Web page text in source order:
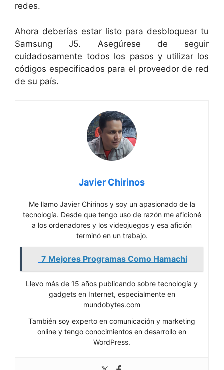
redes.
Ahora deberías estar listo para desbloquear tu
Samsung J5. Asegúrese de seguir
cuidadosamente todos los pasos y utilizar los
códigos especificados para el proveedor de red
de su país.
Javier Chirinos
Me llamo Javier Chirinos y soy un apasionado de la
tecnología. Desde que tengo uso de razón me aficioné
a los ordenadores y los videojuegos y esa afición
terminó en un trabajo.
7 Mejores Programas Como Hamachi
Llevo más de 15 años publicando sobre tecnología y
gadgets en Internet, especialmente en
mundobytes.com
También soy experto en comunicación y marketing
online y tengo conocimientos en desarrollo en
WordPress.